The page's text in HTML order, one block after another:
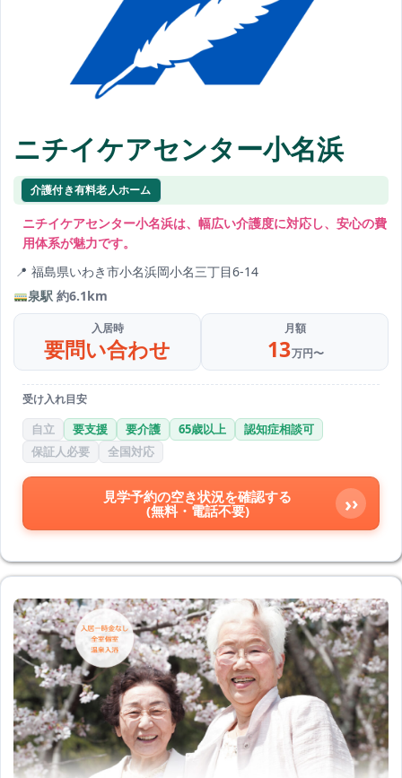
ニチイケアセンター小名浜
介護付き有料老人ホーム
ニチイケアセンター小名浜は、幅広い介護度に対応し、安心の費
用体系が魅力です。
福島県いわき市小名浜岡小名三丁目6-14
泉駅 約6.1km
入居時
要問い合わせ
月額
13万円〜
受け入れ目安
自立 要支援 要介護 65歳以上
認知症相談可
保証人必要
全国対応
見学予約の空き状況を確認する
(無料・電話不要)
›